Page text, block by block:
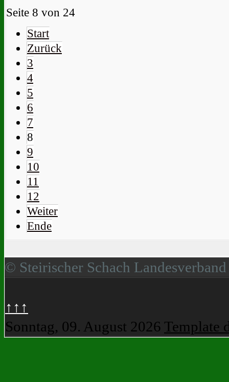
Seite 8 von 24
Start
Zurück
3
4
5
6
7
8
9
10
11
12
Weiter
Ende
© Steirischer Schach Landesverband
↑↑↑
Sonntag, 09. August 2026 Template